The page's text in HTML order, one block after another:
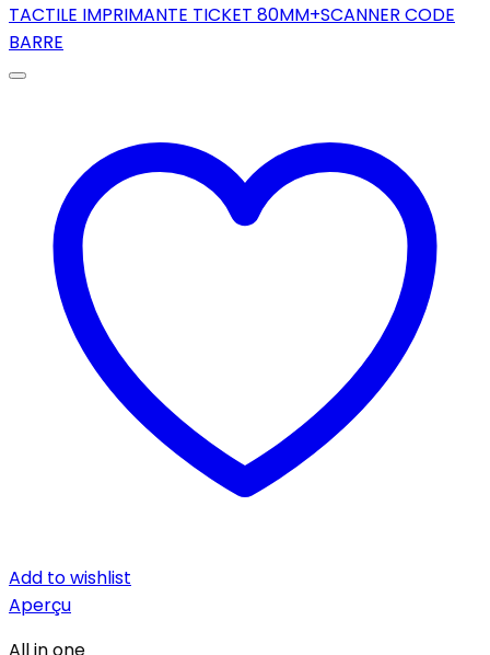
Add to wishlist
Aperçu